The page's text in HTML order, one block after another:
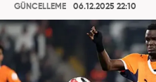
GÜNCELLEME
06.12.2025 22:10